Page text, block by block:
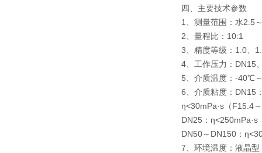
四、主要技术参数
1、测量范围：水2.5
2、量程比：10:1
3、精度等级：1.0、
4、工作压力：DN15
5、介质温度：-40℃
6、介质粘度：DN15
η<30mPa·s（F15.4
DN25：η<250mPa·s
DN50～DN150：
7、环境温度：液晶